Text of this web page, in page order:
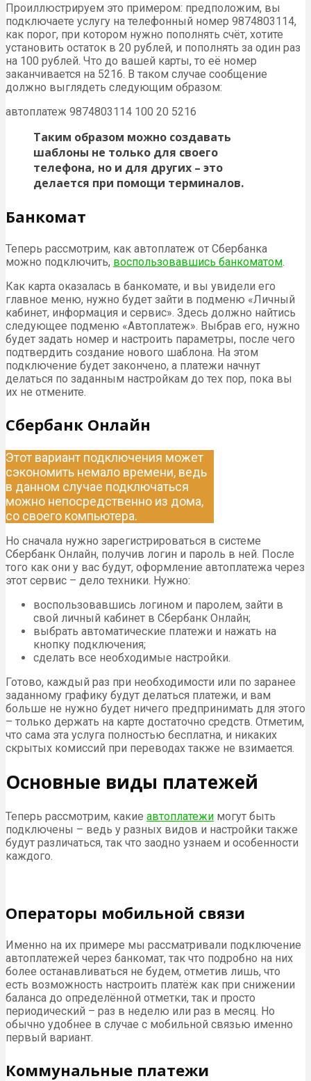
Проиллюстрируем это примером: предположим, вы
подключаете услугу на телефонный номер 9874803114,
как порог, при котором нужно пополнять счёт, хотите
установить остаток в 20 рублей, и пополнять за один раз
на 100 рублей. Что до вашей карты, то её номер
заканчивается на 5216. В таком случае сообщение
должно выглядеть следующим образом:
автоплатеж 9874803114 100 20 5216
Таким образом можно создавать
шаблоны не только для своего
телефона, но и для других – это
делается при помощи терминалов.
Банкомат
Теперь рассмотрим, как автоплатеж от Сбербанка
можно подключить, воспользовавшись банкоматом
Как карта оказалась в банкомате, и вы увидели его
главное меню, нужно будет зайти в подменю «Личный
кабинет, информация и сервис». Здесь должно найтись
следующее подменю «Автоплатеж». Выбрав его, нужно
будет задать номер и настроить параметры, после чего
подтвердить создание нового шаблона. На этом
подключение будет закончено, а платежи начнут
делаться по заданным настройкам до тех пор, пока вы
их не отмените.
Сбербанк Онлайн
Этот вариант подключения может
сэкономить немало времени, ведь
в данном случае подключаться
можно непосредственно из дома,
со своего компьютера.
Но сначала нужно зарегистрироваться в системе
Сбербанк Онлайн, получив логин и пароль в ней. После
того как они у вас будут, оформление автоплатежа через
этот сервис – дело техники. Нужно:
воспользовавшись логином и паролем, зайти в
свой личный кабинет в Сбербанк Онлайн;
выбрать автоматические платежи и нажать на
кнопку подключения;
сделать все необходимые настройки.
Готово, каждый раз при необходимости или по заранее
заданному графику будут делаться платежи, и вам
больше не нужно будет ничего предпринимать для этого
– только держать на карте достаточно средств. Отметим,
что сама эта услуга полностью бесплатна, и никаких
скрытых комиссий при переводах также не взимается.
Основные виды платежей
Теперь рассмотрим, какие автоплатежи могут быть
подключены – ведь у разных видов и настройки также
будут различаться, так что заодно узнаем и особенности
каждого.
Операторы мобильной связи
Именно на их примере мы рассматривали подключение
автоплатежей через банкомат, так что подробно на них
более останавливаться не будем, отметив лишь, что
есть возможность настроить платёж как при снижении
баланса до определённой отметки, так и просто
периодический – раз в неделю или раз в месяц. Но
обычно удобнее в случае с мобильной связью именно
первый вариант.
Коммунальные платежи